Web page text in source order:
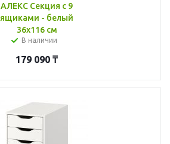
АЛЕКС Секция с 9
ящиками - белый
36x116 см
В наличии
179 090 ₸